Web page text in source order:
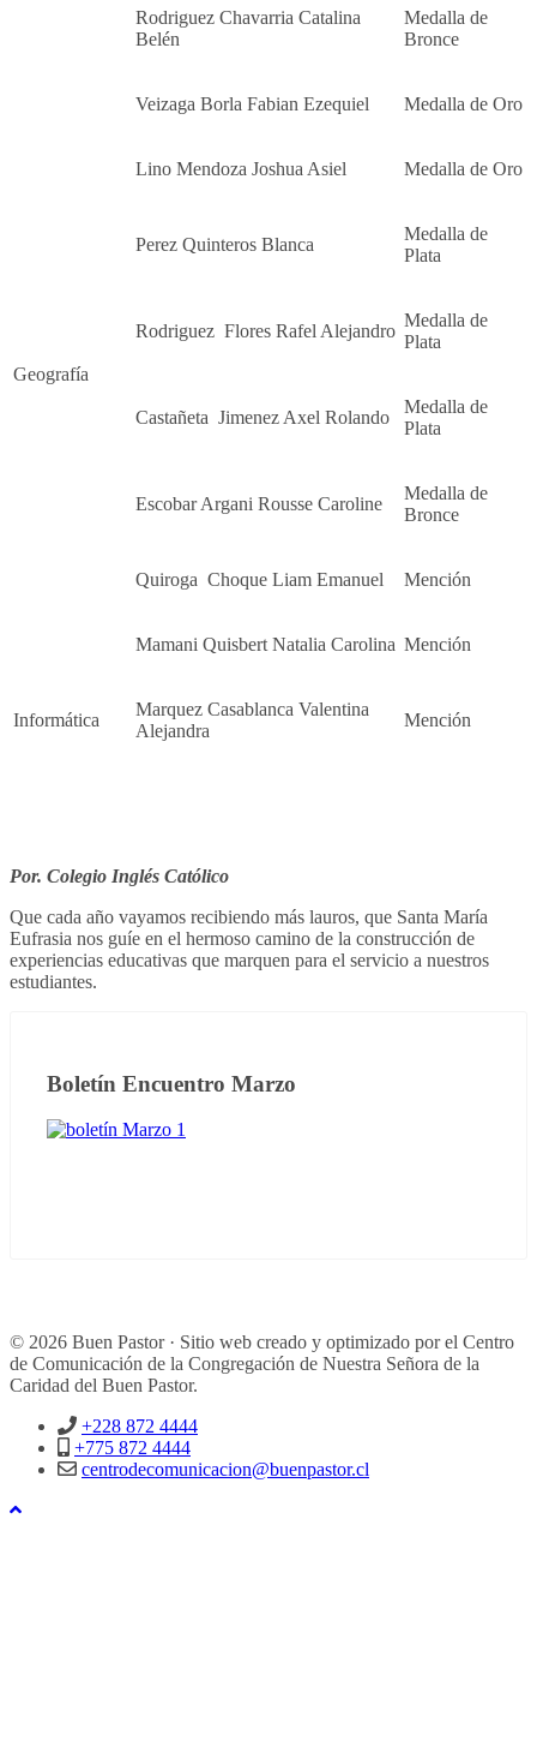
Rodriguez Chavarria Catalina
Belén
Medalla de
Bronce
Geografía
Veizaga Borla Fabian Ezequiel Medalla de Oro
Lino Mendoza Joshua Asiel Medalla de Oro
Perez Quinteros Blanca
Medalla de
Plata
Rodriguez Flores Rafel Alejandro
Medalla de
Plata
Castañeta Jimenez Axel Rolando
Medalla de
Plata
Escobar Argani Rousse Caroline
Medalla de
Bronce
Quiroga Choque Liam Emanuel Mención
Mamani Quisbert Natalia Carolina Mención
Informática
Marquez Casablanca Valentina
Alejandra
Mención
Por. Colegio Inglés Católico
Que cada año vayamos recibiendo más lauros, que Santa María
Eufrasia nos guíe en el hermoso camino de la construcción de
experiencias educativas que marquen para el servicio a nuestros
estudiantes.
Boletín Encuentro Marzo
© 2026 Buen Pastor · Sitio web creado y optimizado por el Centro
de Comunicación de la Congregación de Nuestra Señora de la
Caridad del Buen Pastor.
+228 872 4444
+775 872 4444
centrodecomunicacion@buenpastor.cl